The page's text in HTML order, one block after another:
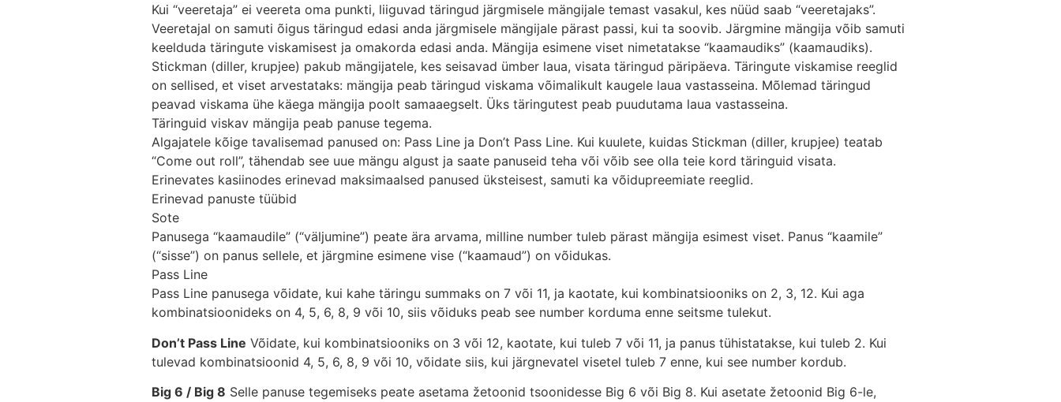
Kui “veeretaja” ei veereta oma punkti, liiguvad täringud järgmisele mängijale temast vasakul, kes nüüd saab “veeretajaks”.
Veeretajal on samuti õigus täringud edasi anda järgmisele mängijale pärast passi, kui ta soovib. Järgmine mängija võib samuti
keelduda täringute viskamisest ja omakorda edasi anda. Mängija esimene viset nimetatakse “kaamaudiks” (kaamaudiks).
Stickman (diller, krupjee) pakub mängijatele, kes seisavad ümber laua, visata täringud päripäeva. Täringute viskamise reeglid
on sellised, et viset arvestataks: mängija peab täringud viskama võimalikult kaugele laua vastasseina. Mõlemad täringud
peavad viskama ühe käega mängija poolt samaaegselt. Üks täringutest peab puudutama laua vastasseina.
Täringuid viskav mängija peab panuse tegema.
Algajatele kõige tavalisemad panused on: Pass Line ja Don’t Pass Line. Kui kuulete, kuidas Stickman (diller, krupjee) teatab
“Come out roll”, tähendab see uue mängu algust ja saate panuseid teha või võib see olla teie kord täringuid visata.
Erinevates kasiinodes erinevad maksimaalsed panused üksteisest, samuti ka võidupreemiate reeglid.
Erinevad panuste tüübid
Sote
Panusega “kaamaudile” (“väljumine”) peate ära arvama, milline number tuleb pärast mängija esimest viset. Panus “kaamile”
(“sisse”) on panus sellele, et järgmine esimene vise (“kaamaud”) on võidukas.
Pass Line
Pass Line panusega võidate, kui kahe täringu summaks on 7 või 11, ja kaotate, kui kombinatsiooniks on 2, 3, 12. Kui aga
kombinatsioonideks on 4, 5, 6, 8, 9 või 10, siis võiduks peab see number korduma enne seitsme tulekut.
Don’t Pass Line Võidate, kui kombinatsiooniks on 3 või 12, kaotate, kui tuleb 7 või 11, ja panus tühistatakse, kui tuleb 2. Kui
tulevad kombinatsioonid 4, 5, 6, 8, 9 või 10, võidate siis, kui järgnevatel visetel tuleb 7 enne, kui see number kordub.
Big 6 / Big 8 Selle panuse tegemiseks peate asetama žetoonid tsoonidesse Big 6 või Big 8. Kui asetate žetoonid Big 6-le,